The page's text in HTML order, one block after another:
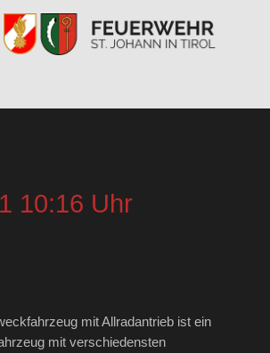
10:16 Uhr
mit Allradantrieb ist ein
mit verschiedensten